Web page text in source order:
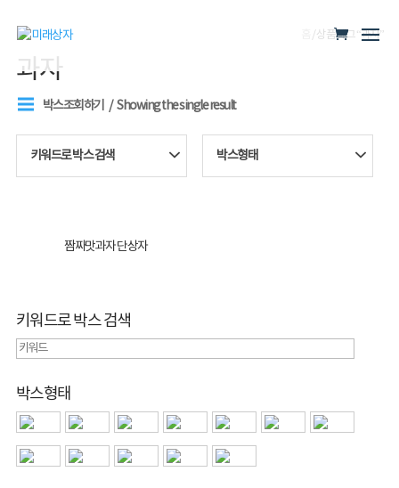
/ 상품 태그 “과자”
과자
박스조회하기 Showing the single result
키워드로 박스 검색 박스형태
짬짜맛과자 단상자
키워드로 박스 검색
박스형태